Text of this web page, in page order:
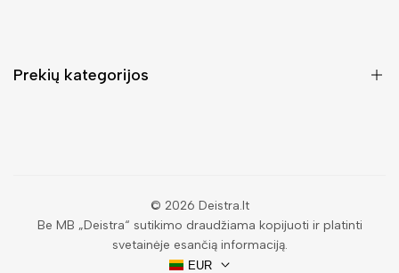
Prekių kategorijos
Kuprinės moterims
Vyriškos piniginės
© 2026 Deistra.lt
Be MB „Deistra“ sutikimo draudžiama kopijuoti ir platinti
svetainėje esančią informaciją.
EUR